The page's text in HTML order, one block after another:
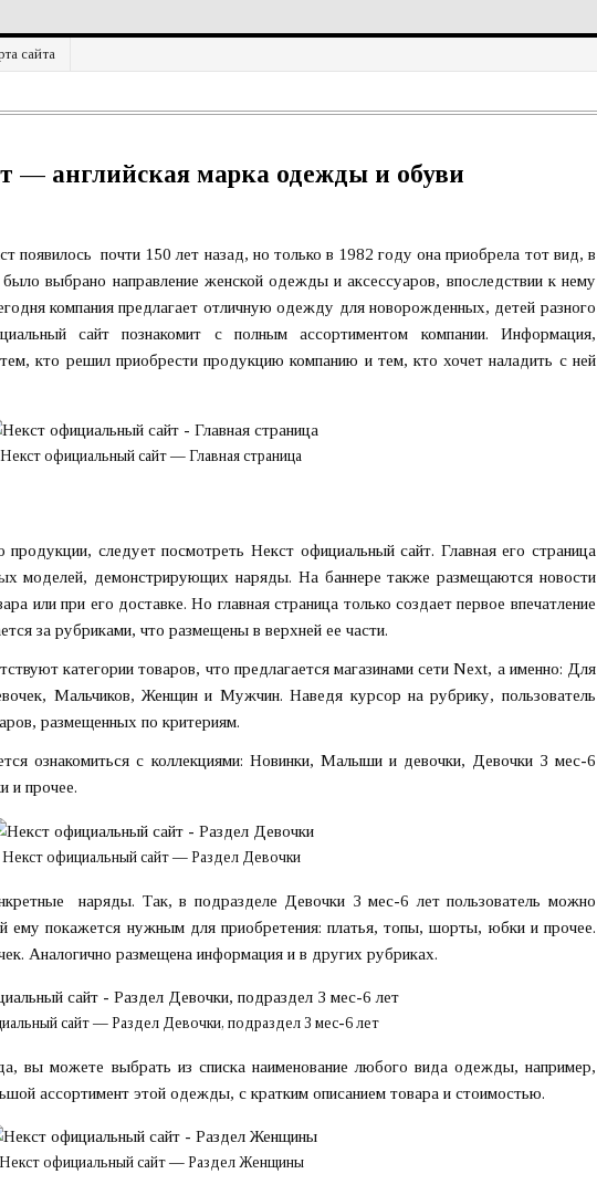
сайта
— английская марка одежды и обуви
появилось почти 150 лет назад, но только в 1982 году она приобрела тот вид, в
было выбрано направление женской одежды и аксессуаров, впоследствии к нему
компания предлагает отличную одежду для новорожденных, детей разного
сайт познакомит с полным ассортиментом компании. Информация,
тем, кто решил приобрести продукцию компанию и тем, кто хочет наладить с ней
Некст официальный сайт — Главная страница
следует посмотреть Некст официальный сайт. Главная его страница
моделей, демонстрирующих наряды. На баннере также размещаются новости
или при его доставке. Но главная страница только создает первое впечатление
за рубриками, что размещены в верхней ее части.
категории товаров, что предлагается магазинами сети Next, а именно: Для
Мальчиков, Женщин и Мужчин. Наведя курсор на рубрику, пользователь
размещенных по критериям.
ознакомиться с коллекциями: Новинки, Малыши и девочки, Девочки 3 мес-6
и прочее.
Некст официальный сайт — Раздел Девочки
наряды. Так, в подразделе Девочки 3 мес-6 лет пользователь можно
покажется нужным для приобретения: платья, топы, шорты, юбки и прочее.
Аналогично размещена информация и в других рубриках.
сайт — Раздел Девочки, подраздел 3 мес-6 лет
вы можете выбрать из списка наименование любого вида одежды, например,
ассортимент этой одежды, с кратким описанием товара и стоимостью.
Некст официальный сайт — Раздел Женщины